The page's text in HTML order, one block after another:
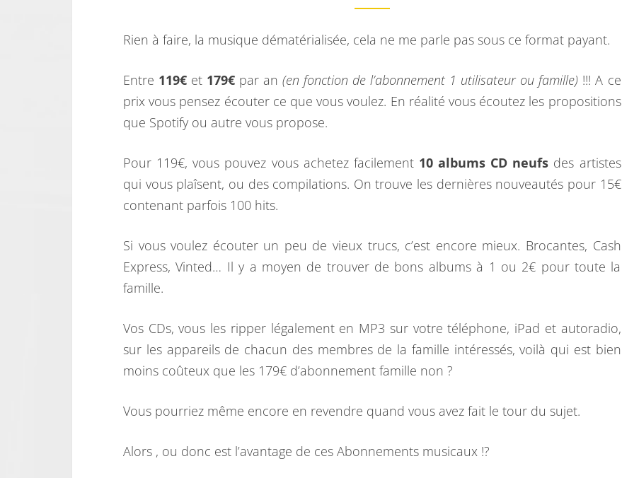
T
Y
N
M
C
I
M
E
N
I
E
Rien à faire, la musique dématérialisée, cela ne me parle pas sous ce format payant.
Entre 119€ et 179€ par an(en fonction de l’abonnement 1 utilisateur ou famille) !!! A ce
prix vous pensez écouter ce que vous voulez. En réalité vous écoutez les propositions
que Spotify ou autre vous propose.
Pour 119€, vous pouvez vous achetez facilement10 albums CD neufs des artistes
qui vous plaîsent, ou des compilations. On trouve les dernières nouveautés pour 15€
contenant parfois 100 hits.
Si vous voulez écouter un peu de vieux trucs, c’est encore mieux. Brocantes, Cash
Express, Vinted… Il y a moyen de trouver de bons albums à 1 ou 2€ pour toute la
famille.
Vos CDs, vous les ripper légalement en MP3 sur votre téléphone, iPad et autoradio,
sur les appareils de chacun des membres de la famille intéressés, voilà qui est bien
moins coûteux que les 179€ d’abonnement famille non ?
Vous pourriez même encore en revendre quand vous avez fait le tour du sujet.
Alors , ou donc est l’avantage de ces Abonnements musicaux !?